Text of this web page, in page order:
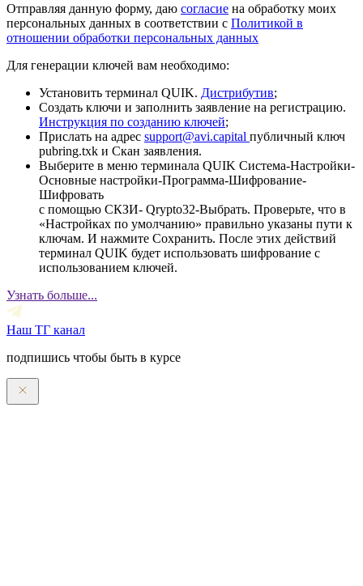
Отправляя данную форму, даю согласие на обработку моих
персональных данных в соответствии с Политикой в
отношении обработки персональных данных
Для генерации ключей вам необходимо:
Установить терминал QUIK. Дистрибутив;
Создать ключи и заполнить заявление на регистрацию.
Инструкция по созданию ключей;
Прислать на адрес support@avi.capital публичный ключ
pubring.txk и Скан заявления.
Выберите в меню терминала QUIK Система-Настройки-
Основные настройки-Программа-Шифрование-
Шифровать
с помощью СКЗИ- Qrypto32-Выбрать. Проверьте, что в
«Настройках по умолчанию» правильно указаны пути к
ключам. И нажмите Сохранить. После этих действий
терминал QUIK будет использовать шифрование с
использованием ключей.
Узнать больше...
Наш ТГ канал
подпишись чтобы быть в курсе